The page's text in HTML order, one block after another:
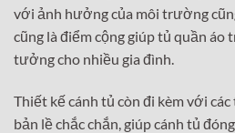
với ảnh hưởng của môi trường
cũng là điểm cộng giúp tủ quần áo
tưởng cho nhiều gia đình.
Thiết kế cánh tủ còn đi kèm với
bản lề chắc chắn, giúp cánh tủ